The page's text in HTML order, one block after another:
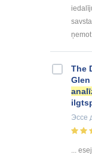
ņemot
The
Glen
Эссе
...